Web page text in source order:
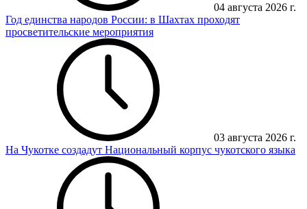
04 августа 2026 г.
Год единства народов России: в Шахтах проходят
просветительские мероприятия
03 августа 2026 г.
На Чукотке создадут Национальный корпус чукотского языка